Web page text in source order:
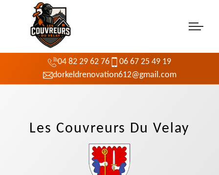
04 82 29 62 76
06 67 25 49 19
dorkeldrenovation612@gmail.com
Les Couvreurs Du Velay